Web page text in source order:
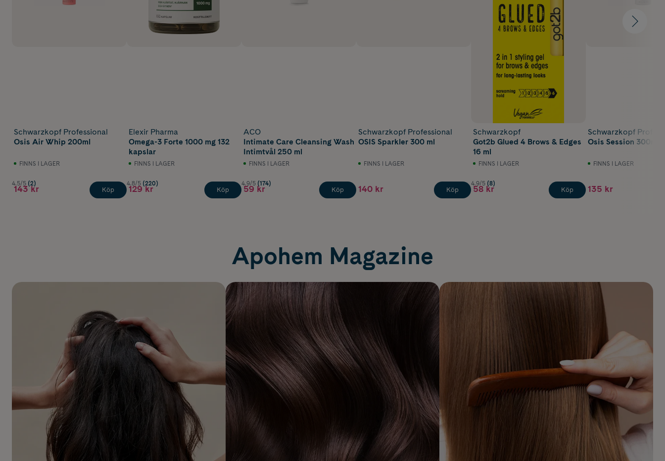
Schwarzkopf Professional
Osis Air Whip 200ml
FINNS I LAGER
4.5/5 (2)
143 kr Köp
Elexir Pharma
Omega-3 Forte 1000 mg 132
kapslar
FINNS I LAGER
4.8/5 (220)
129 kr Köp
ACO
Intimate Care Cleansing Wash
Intimtvål 250 ml
FINNS I LAGER
4.9/5 (174)
59 kr Köp
Schwarzkopf Professional
OSIS Sparkler 300 ml
FINNS I LAGER
140 kr Köp
Schwarzkopf
Got2b Glued 4 Brows & Edges
16 ml
FINNS I LAGER
4.9/5 (8)
58 kr Köp
Schwarzkopf
Osis Session 300ml
FINNS I LAGER
135 kr
Apohem Magazine